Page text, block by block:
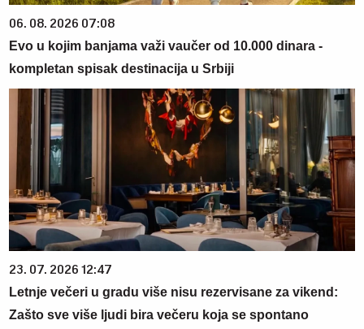
06. 08. 2026 07:08
Evo u kojim banjama važi vaučer od 10.000 dinara -
kompletan spisak destinacija u Srbiji
23. 07. 2026 12:47
Letnje večeri u gradu više nisu rezervisane za vikend:
Zašto sve više ljudi bira večeru koja se spontano